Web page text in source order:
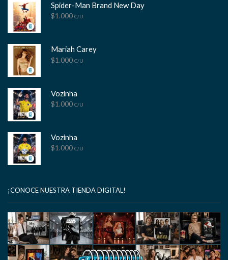
Spider-Man Brand New Day
$1.000 C/U
Mariah Carey
$1.000 C/U
Vozinha
$1.000 C/U
Vozinha
$1.000 C/U
¡CONOCE NUESTRA TIENDA DIGITAL!